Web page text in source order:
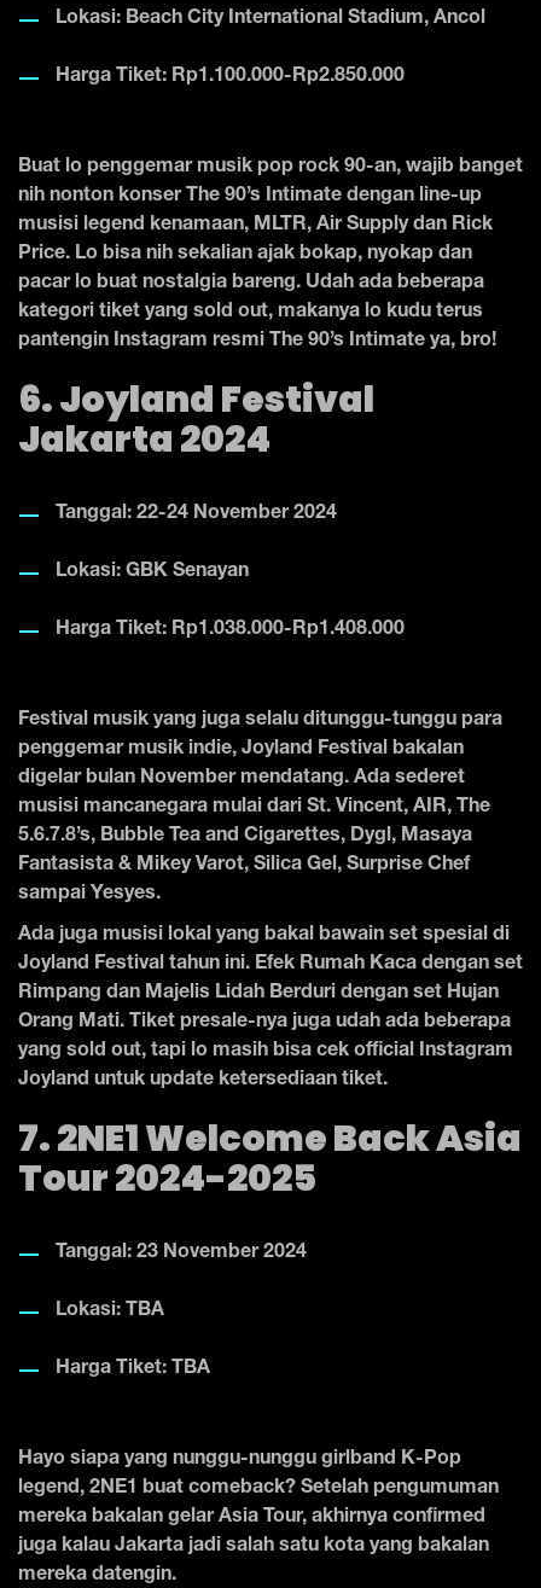
Lokasi: Beach City International Stadium, Ancol
Harga Tiket: Rp1.100.000-Rp2.850.000
Buat lo penggemar musik pop rock 90-an, wajib banget
nih nonton konser The 90’s Intimate dengan line-up
musisi legend kenamaan, MLTR, Air Supply dan Rick
Price. Lo bisa nih sekalian ajak bokap, nyokap dan
pacar lo buat nostalgia bareng. Udah ada beberapa
kategori tiket yang sold out, makanya lo kudu terus
pantengin Instagram resmi The 90’s Intimate ya, bro!
6. Joyland Festival
Jakarta 2024
Tanggal: 22-24 November 2024
Lokasi: GBK Senayan
Harga Tiket: Rp1.038.000-Rp1.408.000
Festival musik yang juga selalu ditunggu-tunggu para
penggemar musik indie, Joyland Festival bakalan
digelar bulan November mendatang. Ada sederet
musisi mancanegara mulai dari St. Vincent, AIR, The
5.6.7.8’s, Bubble Tea and Cigarettes, Dygl, Masaya
Fantasista & Mikey Varot, Silica Gel, Surprise Chef
sampai Yesyes.
Ada juga musisi lokal yang bakal bawain set spesial di
Joyland Festival tahun ini. Efek Rumah Kaca dengan set
Rimpang dan Majelis Lidah Berduri dengan set Hujan
Orang Mati. Tiket presale-nya juga udah ada beberapa
yang sold out, tapi lo masih bisa cek official Instagram
Joyland untuk update ketersediaan tiket.
7. 2NE1 Welcome Back Asia
Tour 2024-2025
Tanggal: 23 November 2024
Lokasi: TBA
Harga Tiket: TBA
Hayo siapa yang nunggu-nunggu girlband K-Pop
legend, 2NE1 buat comeback? Setelah pengumuman
mereka bakalan gelar Asia Tour, akhirnya confirmed
juga kalau Jakarta jadi salah satu kota yang bakalan
mereka datengin.